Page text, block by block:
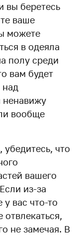
вы беретесь
ваше
можете
в одеяла
полу среди
вам будет
вообще
убедитесь, что
вашего
из-за
вас что-то
отвлекаться,
не замечая. В